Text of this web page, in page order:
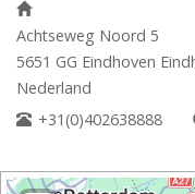
Achtseweg Noord 5
5651 GG Eindhoven
Nederland
+31(0)402638888